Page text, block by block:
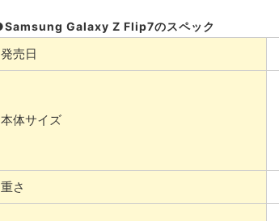
Samsung Galaxy Z Flip7のスペック
発売日
本体サイズ
重さ